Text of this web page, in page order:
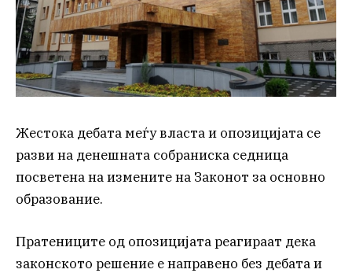
Жестока дебата меѓу власта и опозицијата се
разви на денешната собраниска седница
посветена на измените на Законот за основно
образование.
Пратениците од опозицијата реагираат дека
законското решение е направено без дебата и